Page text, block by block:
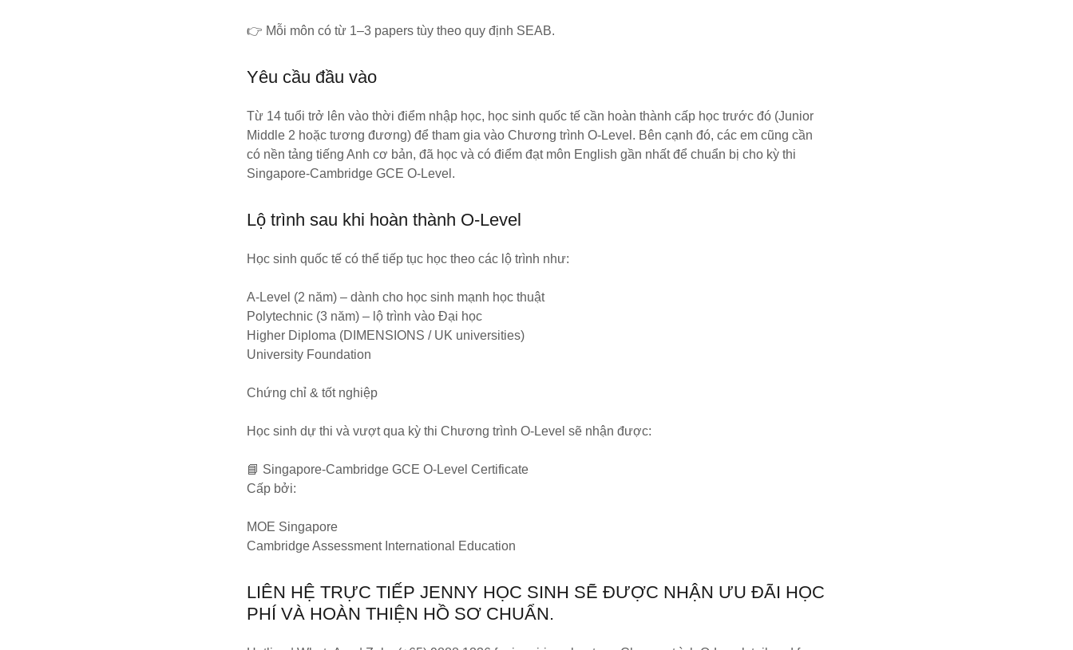
👉 Mỗi môn có từ 1–3 papers tùy theo quy định SEAB.
Yêu cầu đầu vào
Từ 14 tuổi trở lên vào thời điểm nhập học, học sinh quốc tế cần hoàn thành cấp học trước đó (Junior
Middle 2 hoặc tương đương) để tham gia vào Chương trình O-Level. Bên cạnh đó, các em cũng cần
có nền tảng tiếng Anh cơ bản, đã học và có điểm đạt môn English gần nhất để chuẩn bị cho kỳ thi
Singapore-Cambridge GCE O-Level.
Lộ trình sau khi hoàn thành O-Level
Học sinh quốc tế có thể tiếp tục học theo các lộ trình như:
A-Level (2 năm) – dành cho học sinh mạnh học thuật
Polytechnic (3 năm) – lộ trình vào Đại học
Higher Diploma (DIMENSIONS / UK universities)
University Foundation
Chứng chỉ & tốt nghiệp
Học sinh dự thi và vượt qua kỳ thi Chương trình O-Level sẽ nhận được:
📘 Singapore-Cambridge GCE O-Level Certificate
Cấp bởi:
MOE Singapore
Cambridge Assessment International Education
LIÊN HỆ TRỰC TIẾP JENNY HỌC SINH SẼ ĐƯỢC NHẬN ƯU ĐÃI HỌC
PHÍ VÀ HOÀN THIỆN HỒ SƠ CHUẨN.